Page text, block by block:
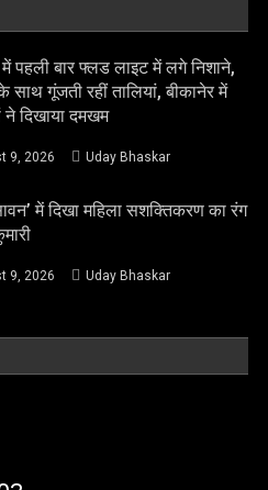
में पहली बार फ्लड लाइट में लगे निशाने,
साथ गूंजती रहीं तालियां, बीकानेर में
ने दिखाया दमखम
9, 2026 Uday Bhaskar
में दिखा महिला सशक्तिकरण का रंग
9, 2026 Uday Bhaskar